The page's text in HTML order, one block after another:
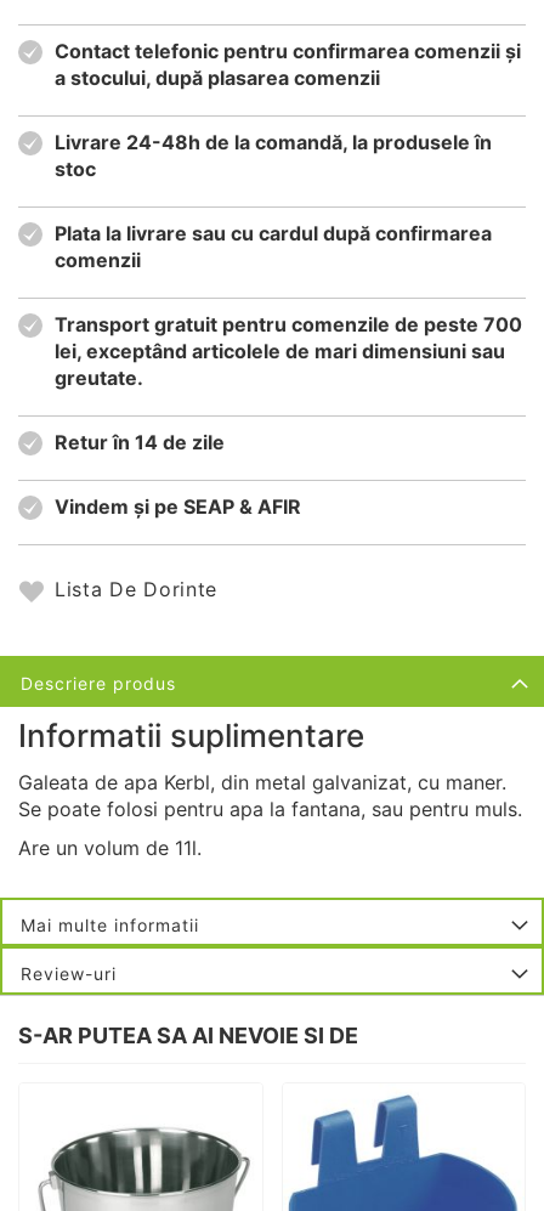
Contact telefonic pentru confirmarea comenzii și
a stocului, după plasarea comenzii
Livrare 24-48h de la comandă, la produsele în
stoc
Plata la livrare sau cu cardul după confirmarea
comenzii
Transport gratuit pentru comenzile de peste 700
lei, exceptând articolele de mari dimensiuni sau
greutate.
Retur în 14 de zile
Vindem și pe SEAP & AFIR
Lista De Dorinte
Descriere produs
Informatii suplimentare
Galeata de apa Kerbl, din metal galvanizat, cu maner.
Se poate folosi pentru apa la fantana, sau pentru muls.
Are un volum de 11l.
Mai multe informatii
Review-uri
S-AR PUTEA SA AI NEVOIE SI DE